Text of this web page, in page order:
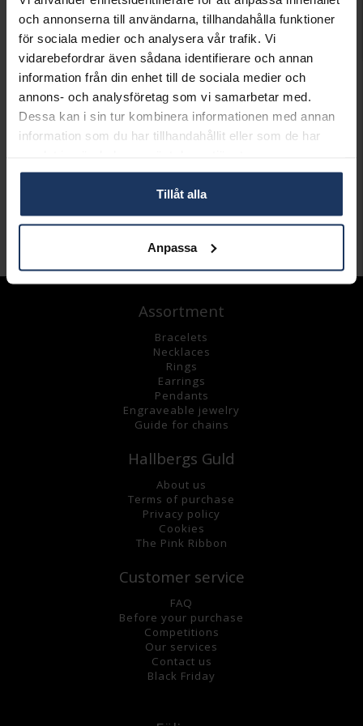
och annonserna till användarna, tillhandahålla funktioner
för sociala medier och analysera vår trafik. Vi
vidarebefordrar även sådana identifierare och annan
information från din enhet till de sociala medier och
annons- och analysföretag som vi samarbetar med.
Dessa kan i sin tur kombinera informationen med annan
information som du har tillhandahållit eller som de har
Tillåt alla
Anpassa
LÄGG I VARUKORGEN
Lagervara.
Leveranstid 3-7 arbetsdagar.
INFO
MODELL
SJ-E337-CZ
Silver,Rhodinerat
Andra köpte även
Assortment
Bracelets
Necklaces
Rings
Earrings
Pendants
Engraveable jewelry
Guide for chains
Hallbergs Guld
About us
Terms of purchase
Privacy policy
Cookies
The Pink Ribbon
Customer service
FAQ
Before your purchase
Competitions
Our services
Contact us
Black Friday